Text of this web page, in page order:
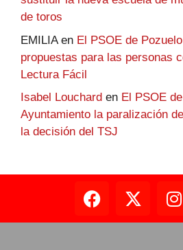
de toros
EMILIAen El PSOE de
propuestas para las personas
Lectura Fácil
Isabel Louchard en El PSOE
Ayuntamiento la paralización
la decisión del TSJ